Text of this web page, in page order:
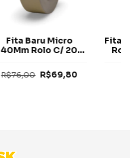
Fita Baru Micro
40Mm Rolo C/ 20
R$76,00 R$69,80
Fita